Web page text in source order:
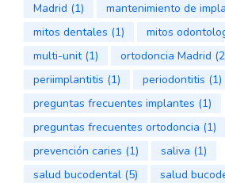
Madrid (1) mantenimiento de
mitos dentales (1) mitos
multi-unit(1) ortodoncia Madrid
periimplantitis (1) periodontitis (1)
preguntas frecuentes implantes (1)
preguntas frecuentes ortodoncia (1)
prevención caries (1) saliva (1)
salud bucodental (5) salud